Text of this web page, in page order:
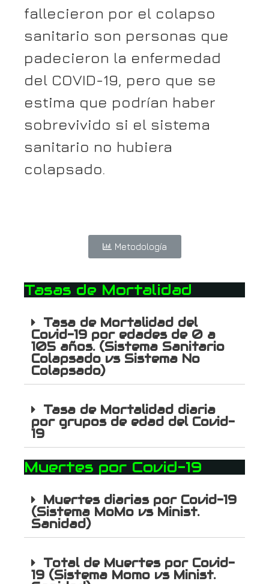
fallecieron por el colapso
sanitario son personas que
padecieron la enfermedad
del COVID-19, pero que se
estima que podrían haber
sobrevivido si el sistema
sanitario no hubiera
colapsado.
Metodología
Tasas de Mortalidad
Tasa de Mortalidad del
Covid-19 por edades de 0 a
105 años. (Sistema Sanitario
Colapsado vs Sistema No
Colapsado)
Tasa de Mortalidad diaria
por grupos de edad del Covid-
19
Muertes por Covid-19
Muertes diarias por Covid-19
(Sistema MoMo vs Minist.
Sanidad)
Total de Muertes por Covid-
19 (Sistema Momo vs Minist.